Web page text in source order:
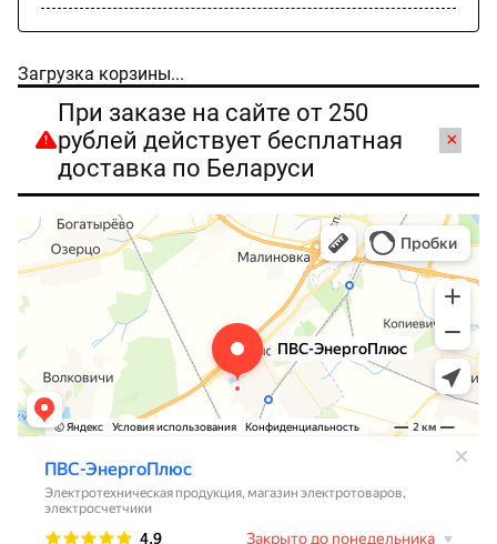
Загрузка корзины...
При заказе на сайте от 250
рублей действует бесплатная
доставка по Беларуси
×